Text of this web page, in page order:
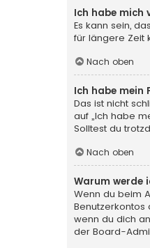
Ich habe mich
Es kann sein,
für längere Zeit
Nach oben
Ich habe mein
Das ist nicht
auf „Ich habe
Solltest du
Nach oben
Warum werde
Wenn du beim
Benutzerkontos
wenn du dich
der Board-